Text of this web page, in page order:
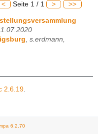
< Seite 1 / 1 > >>
s.erdmann,
2.6.19
6.2.70